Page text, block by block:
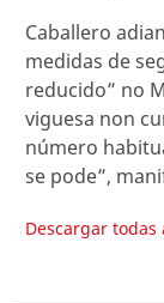
Caballero
medidas de
reducido” no
viguesa non
número
se pode”,
Descargar todas